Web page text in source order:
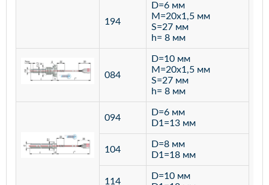
194
D=6 мм
M=20х1,5 мм
S=27 мм
h= 8 мм
084
D=10 мм
M=20х1,5 мм
S=27 мм
h= 8 мм
094
D=6 мм
D1=13 мм
104
D=8 мм
D1=18 мм
114
D=10 мм